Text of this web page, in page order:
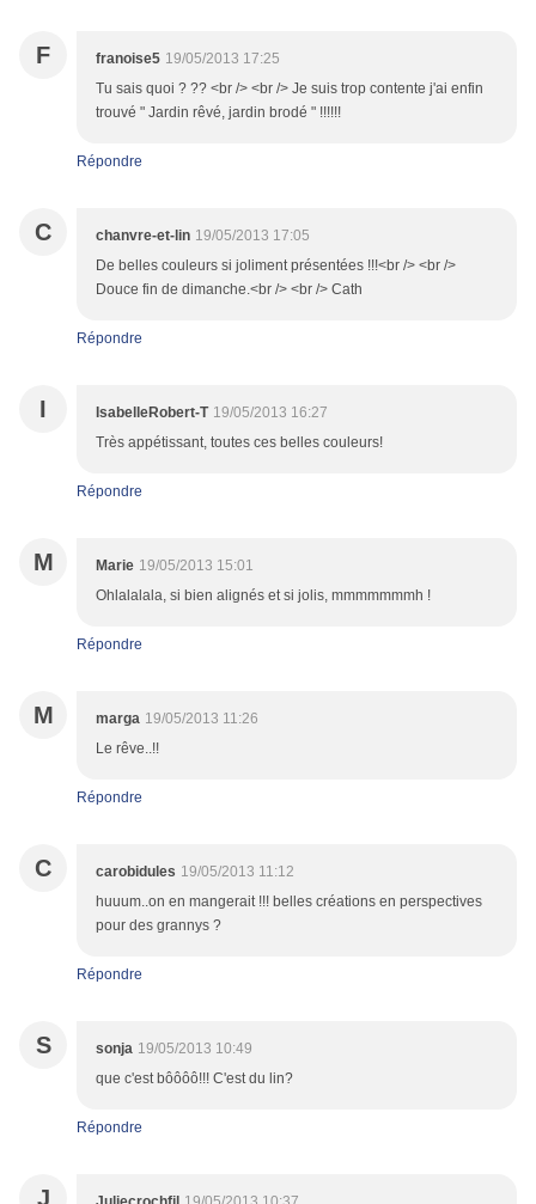
F franoise5 19/05/2013 17:25
Tu sais quoi ? ?? <br /> <br /> Je suis trop contente j'ai enfin
trouvé " Jardin rêvé, jardin brodé " !!!!!!
Répondre
C chanvre-et-lin 19/05/2013 17:05
De belles couleurs si joliment présentées !!!<br /> <br />
Douce fin de dimanche.<br /> <br /> Cath
Répondre
I IsabelleRobert-T 19/05/2013 16:27
Très appétissant, toutes ces belles couleurs!
Répondre
M Marie 19/05/2013 15:01
Ohlalalala, si bien alignés et si jolis, mmmmmmmh !
Répondre
M marga 19/05/2013 11:26
Le rêve..!!
Répondre
C carobidules 19/05/2013 11:12
huuum..on en mangerait !!! belles créations en perspectives
pour des grannys ?
Répondre
S sonja 19/05/2013 10:49
que c'est bôôôô!!! C'est du lin?
Répondre
J